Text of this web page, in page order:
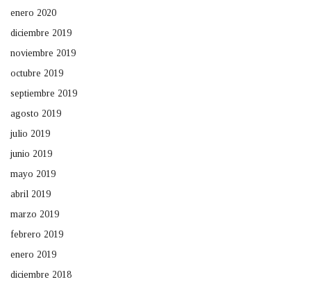
enero 2020
diciembre 2019
noviembre 2019
octubre 2019
septiembre 2019
agosto 2019
julio 2019
junio 2019
mayo 2019
abril 2019
marzo 2019
febrero 2019
enero 2019
diciembre 2018